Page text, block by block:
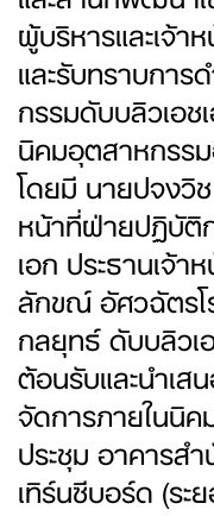
ผู้บริหารและเจ้
และรับทราบกา
กรรมดับบลิวเอช
นิคมอุตสาหกรร
โดยมี นายปจงวิ
หน้าที่ฝ่ายปฏิบั
เอก ประธานเจ้
ลักขณ์ อัศวฉัตรโ
กลยุทธ์ ดับบลิวเ
ต้อนรับและนำเ
จัดการภายในนิ
ประชุม อาคารส
เทิร์นซีบอร์ด (ระ